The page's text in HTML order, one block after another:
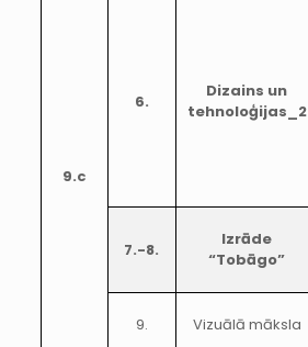
9.c
6.
Dizains un
tehnoloģijas_2
7.-8.
Izrāde
“Tobāgo”
9. Vizuālā māksla